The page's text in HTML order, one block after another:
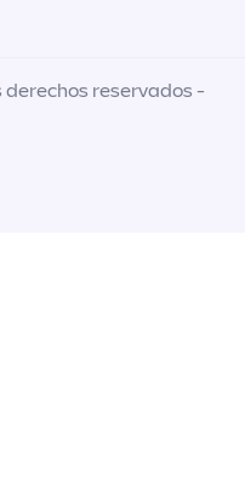
derechos reservados -